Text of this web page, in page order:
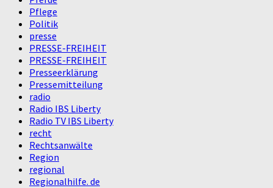
Pflege
Politik
presse
PRESSE-FREIHEIT
PRESSE-FREIHEIT
Presseerklärung
Pressemitteilung
radio
Radio IBS Liberty
Radio TV IBS Liberty
recht
Rechtsanwälte
Region
regional
Regionalhilfe. de